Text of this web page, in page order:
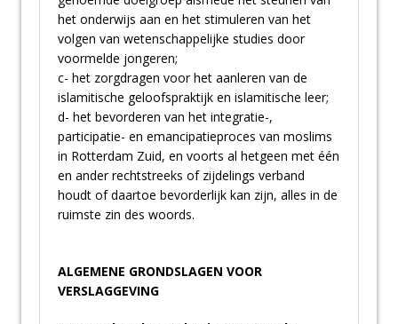
het onderwijs aan en het stimuleren van het
volgen van wetenschappelijke studies door
voormelde jongeren;
c- het zorgdragen voor het aanleren van de
islamitische geloofspraktijk en islamitische leer;
d- het bevorderen van het integratie-,
participatie- en emancipatieproces van moslims
in Rotterdam Zuid, en voorts al hetgeen met één
en ander rechtstreeks of zijdelings verband
houdt of daartoe bevorderlijk kan zijn, alles in de
ruimste zin des woords.
ALGEMENE GRONDSLAGEN VOOR
VERSLAGGEVING